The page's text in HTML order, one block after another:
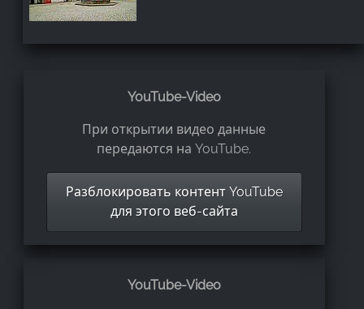
YouTube-Video
При открытии видео данные
передаются на YouTube.
Разблокировать контент YouTube
для этого веб-сайта
YouTube-Video